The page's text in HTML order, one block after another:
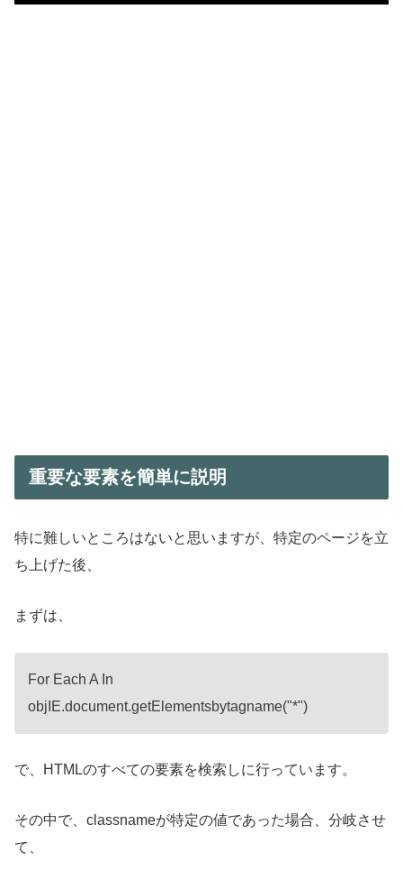
重要な要素を簡単に説明
特に難しいところはないと思いますが、特定のページを立
ち上げた後、
まずは、
For Each A In
objIE.document.getElementsbytagname("*")
で、HTMLのすべての要素を検索しに行っています。
その中で、classnameが特定の値であった場合、分岐させ
て、